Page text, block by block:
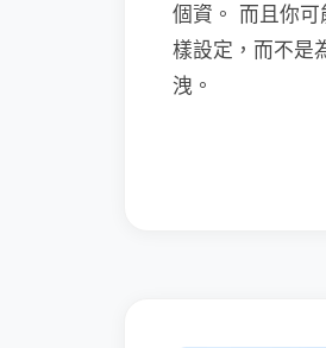
個資。 而且你
樣設定，而不是
洩。